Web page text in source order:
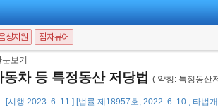
성지원 점자뷰어
눈보기
동차 등 특정동산 저당법 ( 약칭: 특정동산
[시행 2023. 6. 11.] [법률 제18957호, 2022. 6. 10., 타법
같다.<개정 2015. 5. 18.>
선박, 자동차, 항공기, 경량항공기를 말한다.
록ㆍ변경등록ㆍ이전등록 및 말소등록 업무를 담당